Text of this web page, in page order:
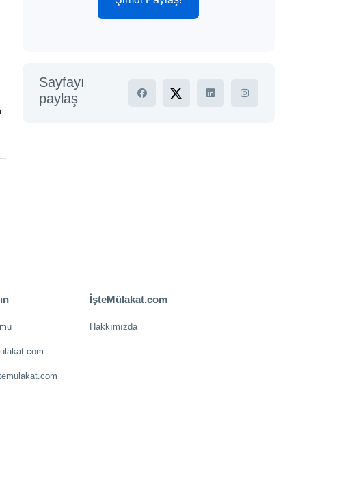
Sayfayı
paylaş
İşteMülakat.com
Hakkımızda